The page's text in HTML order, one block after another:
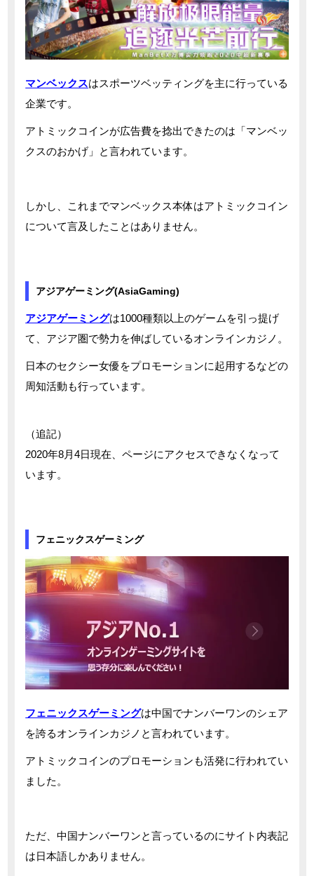
マンベックスはスポーツベッティングを主に行っている
企業です。
アトミックコインが広告費を捻出できたのは「マンベッ
クスのおかげ」と言われています。
しかし、これまでマンベックス本体はアトミックコイン
について言及したことはありません。
アジアゲーミング(AsiaGaming)
アジアゲーミングは1000種類以上のゲームを引っ提げ
て、アジア圏で勢力を伸ばしているオンラインカジノ。
日本のセクシー女優をプロモーションに起用するなどの
周知活動も行っています。
（追記）
2020年8月4日現在、ページにアクセスできなくなって
います。
フェニックスゲーミング
フェニックスゲーミングは中国でナンバーワンのシェア
を誇るオンラインカジノと言われています。
アトミックコインのプロモーションも活発に行われてい
ました。
ただ、中国ナンバーワンと言っているのにサイト内表記
は日本語しかありません。